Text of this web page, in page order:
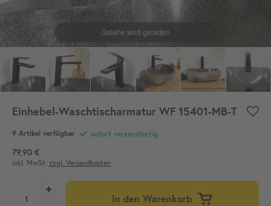
Einhebel-Waschtischarmatur WF 15401-MB-T
9 Artikel verfügbar sofort versandfertig
79,90 €
inkl. MwSt. zzgl. Versandkosten
In den Warenkorb